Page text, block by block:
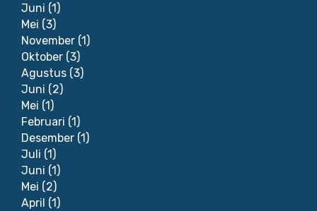
Juni (1)
Mei (3)
November (1)
Oktober (3)
Agustus (3)
Juni (2)
Mei (1)
Februari (1)
Desember (1)
Juli (1)
Juni (1)
Mei (2)
April (1)